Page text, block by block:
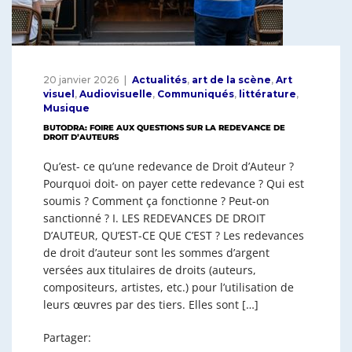
20 janvier 2026 Actualités, art de la scène, Art
visuel, Audiovisuelle, Communiqués, littérature,
Musique
BUTODRA: FOIRE AUX QUESTIONS SUR LA REDEVANCE DE
DROIT D’AUTEURS
Qu’est- ce qu’une redevance de Droit d’Auteur ?
Pourquoi doit- on payer cette redevance ? Qui est
soumis ? Comment ça fonctionne ? Peut-on
sanctionné ? I. LES REDEVANCES DE DROIT
D’AUTEUR, QU’EST-CE QUE C’EST ? Les redevances
de droit d’auteur sont les sommes d’argent
versées aux titulaires de droits (auteurs,
compositeurs, artistes, etc.) pour l’utilisation de
leurs œuvres par des tiers. Elles sont […]
Partager: